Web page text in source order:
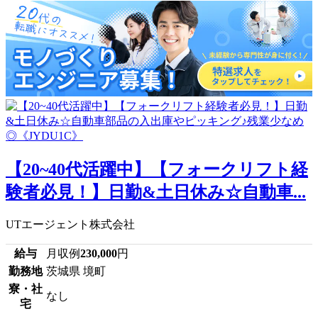
【20~40代活躍中】【フォークリフト経
験者必見！】日勤&土日休み☆自動車...
UTエージェント株式会社
給与 月収例230,000円
勤務地 茨城県 境町
寮・社
宅
なし